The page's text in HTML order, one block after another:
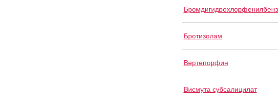
Бротизолам
Вертепорфин
Висмута субсалицилат